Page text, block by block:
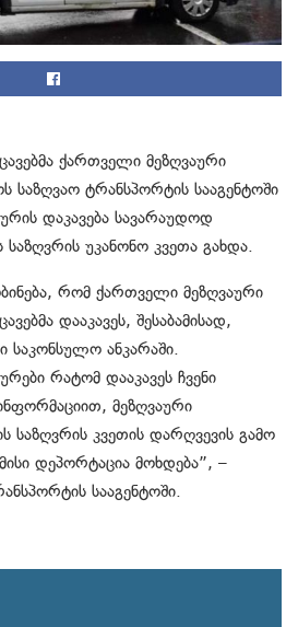
ქართველი მეზღვაური
საზღვაო ტრანსპორტის სააგენტოში
დაკავება სავარაუდოდ
უკანონო კვეთა გახდა.
რომ ქართველი მეზღვაური
დააკავეს, შესაბამისად,
საკონსულო ანკარაში.
რატომ დააკავეს ჩვენი
მეზღვაური
კვეთის დარღვევის გამო
დეპორტაცია მოხდება”, –
სააგენტოში.